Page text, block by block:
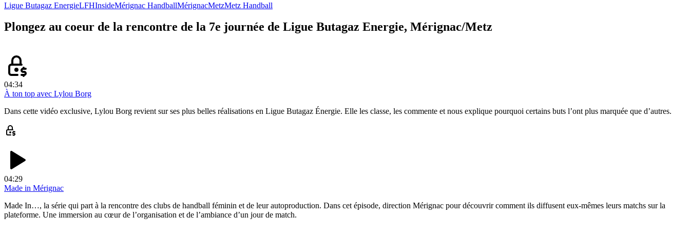
Ligue Butagaz EnergieLFHInsideMérignac HandballMérignacMetzMetz Handball
Plongez au coeur de la rencontre de la 7e journée de Ligue Butagaz Energie, Mérignac/Metz
04:34
À ton top avec Lylou Borg
Dans cette vidéo exclusive, Lylou Borg revient sur ses plus belles réalisations en Ligue Butagaz Énergie. Elle les classe, les commente et nous explique pourquoi certains buts l’ont plus marquée que d’autres.
04:29
Made in Mérignac
Made In…, la série qui part à la rencontre des clubs de handball féminin et de leur autoproduction. Dans cet épisode, direction Mérignac pour découvrir comment ils diffusent eux-mêmes leurs matchs sur la
plateforme. Une immersion au cœur de l’organisation et de l’ambiance d’un jour de match.